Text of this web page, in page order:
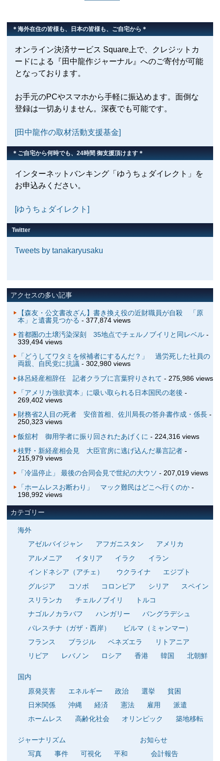
＊海外在住の皆様も、日本の皆様も、ご自宅から＊
オンライン決済サービス Square上で、クレジットカ
ードによる『田中龍作ジャーナル』へのご寄付が可能
となっております。
お手元のPCやスマホから手軽に振込めます。面倒な
登録は一切ありません。深夜でも可能です。
[田中龍作の取材活動支援基金]
＊ご自宅から何時でも、24時間 御支援頂けます＊
インターネットバンキング「ゆうちょダイレクト」を
お申込みください。
[ゆうちょダイレクト]
Twitter
Tweets by tanakaryusaku
アクセスの多い記事
【森友・公文書改ざん】書き換え役の近財職員が自殺 「原
本」と遺書見つかる - 377,874 views
首都圏の土壌汚染深刻 35地点でチェルノブイリと同レベル-
339,494 views
「どうしてワタミを候補者にするんだ？」 過労死した社員の
両親、自民党に抗議- 302,980 views
鉢呂経産相辞任 記者クラブに言葉狩りされて - 275,986 views
「アメリカ強欲資本」に吸い取られる日本国民の老後 -
269,402 views
財務省2人目の死者 安倍首相、佐川局長の答弁書作成・係長-
250,323 views
飯舘村 御用学者に振り回されたあげくに - 224,316 views
枝野・新経産相会見 大臣官房に逃げ込んだ暴言記者-
215,979 views
「冷温停止」 最後の合同会見で世紀の大ウソ - 207,019 views
「ホームレスお断わり」 マック難民はどこへ行くのか-
198,992 views
カテゴリー
海外
アゼルバイジャン
アフガニスタン
アメリカ
アルメニア
イタリア イラク
イラン
インドネシア（アチェ）
ウクライナ
エジプト
グルジア
コソボ コロンビア シリア
スペイン
スリランカ
チェルノブイリ
トルコ
ナゴルノカラバフ
ハンガリー
バングラデシュ
パレスチナ（ガザ・西岸）
ビルマ（ミャンマー）
フランス
ブラジル ベネズエラ
リトアニア
リビア
レバノン ロシア 香港 韓国 北朝鮮
国内
原発災害
エネルギー 政治 選挙
貧困
日米関係
沖縄 経済 憲法 雇用
派遣
ホームレス
高齢化社会 オリンピック 築地移転
ジャーナリズム
写真
事件 可視化 平和
お知らせ
会計報告